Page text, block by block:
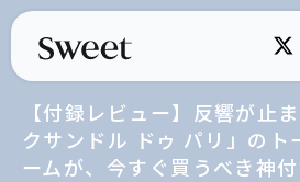
【付録レビュー】反響が止
クサンドル ドゥ パリ」のト
ームが、今すぐ買うべき神